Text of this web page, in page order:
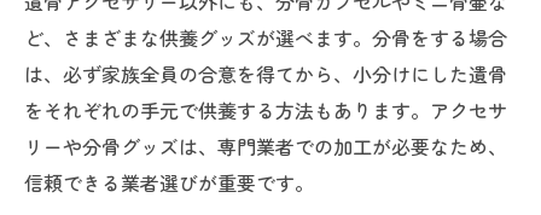
ど、さまざまな供養グッズが選べます。分骨をする場合
は、必ず家族全員の合意を得てから、小分けにした遺骨
をそれぞれの手元で供養する方法もあります。アクセサ
リーや分骨グッズは、専門業者での加工が必要なため、
信頼できる業者選びが重要です。